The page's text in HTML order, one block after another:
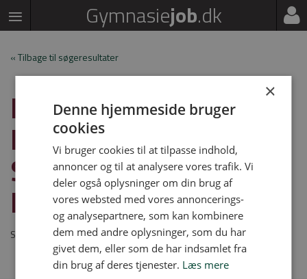
Gymnasiejob.dk
« Tilbage til søgeresultater
HF & VUC
KØBENHAVN SYD
SØGER EN VIKAR I
FYSIK
Stillingen er udløbet
×
Denne hjemmeside bruger
cookies
Vi bruger cookies til at tilpasse indhold,
annoncer og til at analysere vores trafik. Vi
deler også oplysninger om din brug af
vores websted med vores annoncerings-
og analysepartnere, som kan kombinere
dem med andre oplysninger, som du har
givet dem, eller som de har indsamlet fra
din brug af deres tjenester. Læs mere